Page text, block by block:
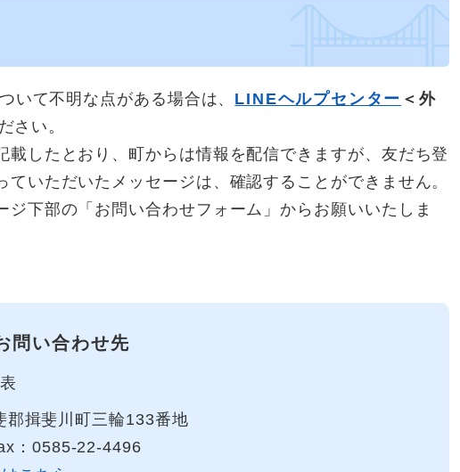
いて不明な点がある場合は、 LINEヘルプセンター ＜外
さい。
載したとおり、町からは情報を配信できますが、友だち登
ていただいたメッセージは、確認することができません。
ジ下部の「お問い合わせフォーム」からお願いいたしま
問い合わせ先
郡揖斐川町三輪133番地
：0585-22-4496